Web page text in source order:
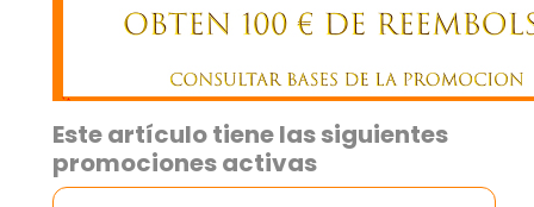
Este artículo tiene las siguientes
promociones activas